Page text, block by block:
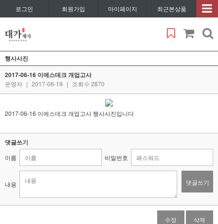
로그인 회원가입 마이페이지 최근본상품
행사사진
2017-06-16 이에스데크 개업고사
운영자 | 2017-06-19 | 조회수 2870
2017-06-16 이에스데크 개업고사 행사사진입니다
댓글쓰기
이름 비밀번호
내용 댓글쓰기
수정 삭제